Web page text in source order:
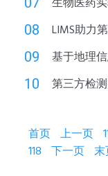
08 LIMS助力
09 基于地理
10 第三方检
首页 上一页
118 下一页